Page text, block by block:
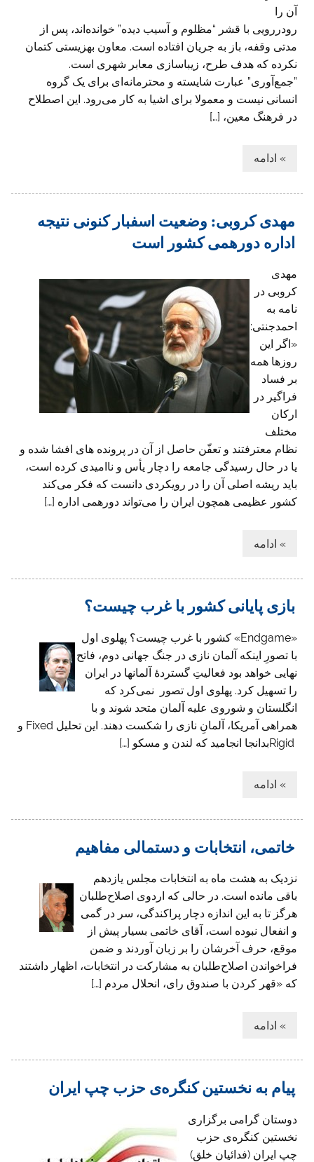
آن را
رودررویی با قشر “مظلوم و آسیب دیده” خوانده‌اند، پس از
مدتی وقفه‌، باز به جریان افتاده است. معاون بهزیستی کتمان
نکرده که هدف طرح، زیباسازی معابر شهری است.
‌”جمع‌آوری” عبارت شایسته و محترمانه‌ای برای یک گروه
انسانی نیست و معمولا برای اشیا به کار می‌رود. این اصطلاح
در فرهنگ معین، […]
» ادامه
مهدی کروبی: وضعیت اسفبار کنونی نتیجه
اداره دورهمی کشور است
مهدی
کروبی در
نامه به
احمدجنتی:
«اگر این
روزها همه
بر فساد
فراگیر در
ارکان
مختلف
نظام معترفتند و تعفّن حاصل از آن در پرونده های افشا شده و
یا در حال رسیدگی جامعه را دچار یأس و ناامیدی کرده است،
باید ریشه اصلی آن را در رویکردی دانست که فکر می‌کند
کشور عظیمی همچون ایران را می‌تواند دورهمی اداره […]
» ادامه
بازی پایانی کشور با غرب چیست؟
«Endgame» کشور با غرب چیست؟ پهلوی اول
با تصورِ اینکه آلمان نازی در جنگ جهانی دوم، فاتح
نهایی خواهد بود فعالیتِ گستردۀ آلمانها در ایران
را تسهیل ‏کرد. پهلوی اول تصور نمی‌‌‌کرد که
انگلستان و شوروی علیه آلمان متحد شوند و با
Rigid ‎بدانجا انجامید که لندن و مسکو […]
» ادامه
خاتمی، انتخابات و دستمالی مفاهیم
نزدیک به هشت ماه به انتخابات مجلس یازدهم
باقی مانده است. در حالی که اردوی اصلاح‌طلبان
هرگز تا به این اندازه دچار پراکندگی، سر در گمی
و انفعال نبوده است، آقای خاتمی بسیار پیش از
موقع، حرف آخرشان را بر زبان آوردند و ضمن
فراخواندن اصلاح‌طلبان به مشارکت در انتخابات، اظهار داشتند
که «قهر کردن با صندوق رای، انحلال مردم […]
» ادامه
پیام به نخستین کنگره‌ی حزب چپ ایران
دوستان گرامی برگزاری
نخستین کنگره‌ی حزب
چپ ایران (فدائیان خلق)